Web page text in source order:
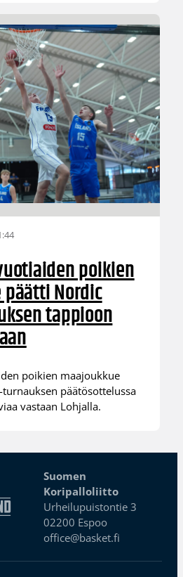
poikien
Nordic
tappioon
poikien maajoukkue
päätösottelussa
vastaan Lohjalla.
Suomen
Koripalloliitto
Urheilupuistontie 3
02200 Espoo
office@basket.fi